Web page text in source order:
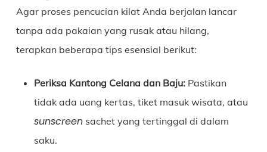
Agar proses pencucian kilat Anda berjalan lancar
tanpa ada pakaian yang rusak atau hilang,
terapkan beberapa tips esensial berikut:
Periksa Kantong Celana dan Baju:Pastikan
tidak ada uang kertas, tiket masuk wisata, atau
sunscreensachet yang tertinggal di dalam
saku.